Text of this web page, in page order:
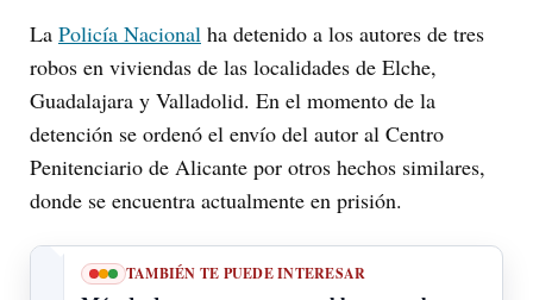
La Policía Nacional ha detenido a los autores de tres
robos en viviendas de las localidades de Elche,
Guadalajara y Valladolid. En el momento de la
detención se ordenó el envío del autor al Centro
Penitenciario de Alicante por otros hechos similares,
donde se encuentra actualmente en prisión.
TAMBIÉN TE PUEDE INTERESAR